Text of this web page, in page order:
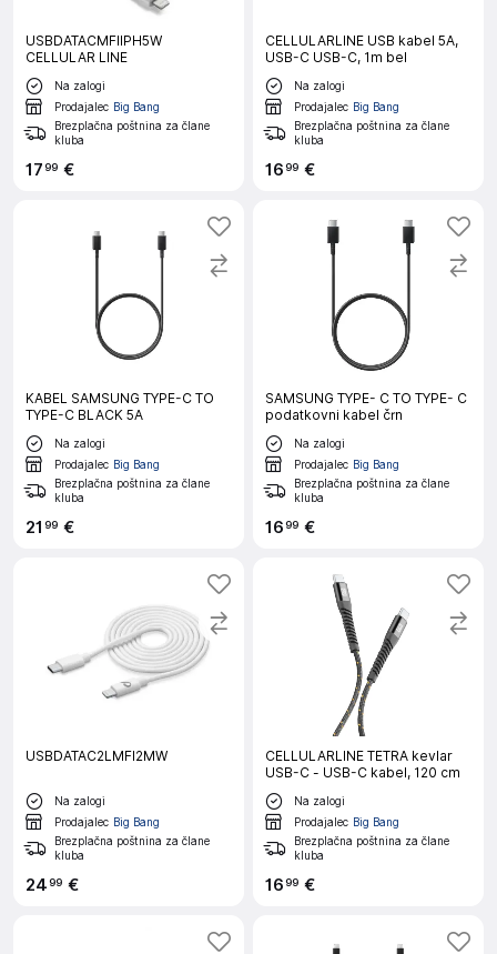
USBDATACMFIIPH5W
CELLULAR LINE
Na zalogi
Prodajalec Big Bang
Brezplačna poštnina za člane
kluba
1799 €
CELLULARLINE USB kabel 5A,
USB-C USB-C, 1m bel
Na zalogi
Prodajalec Big Bang
Brezplačna poštnina za člane
kluba
1699 €
KABEL SAMSUNG TYPE-C TO
TYPE-C BLACK 5A
Na zalogi
Prodajalec Big Bang
Brezplačna poštnina za člane
kluba
21 99 €
SAMSUNG TYPE- C TO TYPE- C
podatkovni kabel črn
Na zalogi
Prodajalec Big Bang
Brezplačna poštnina za člane
kluba
1699 €
USBDATAC2LMFI2MW
Na zalogi
Prodajalec Big Bang
Brezplačna poštnina za člane
kluba
2499 €
CELLULARLINE TETRA kevlar
USB-C - USB-C kabel, 120 cm
Na zalogi
Prodajalec Big Bang
Brezplačna poštnina za člane
kluba
1699 €